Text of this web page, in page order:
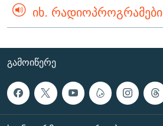
ᲘᲮ. ᲠᲐᲓᲘᲝᲞᲠᲝᲒᲠᲐᲛᲔᲑᲘ
ᲒᲐᲛᲝᲘᲬᲔᲠᲔ